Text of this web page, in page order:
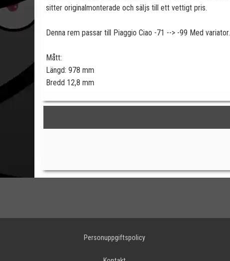
sitter originalmonterade och säljs till ett vettigt pris.
Denna rem passar till Piaggio Ciao -71 --> -99 Med variator.
Mått:
Längd: 978 mm
Bredd 12,8 mm
Personuppgiftspolicy